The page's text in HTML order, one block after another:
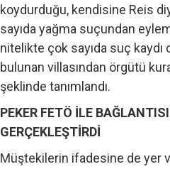
koydurduğu, kendisine Reis
sayıda yağma suçundan
nitelikte çok sayıda suç
bulunan villasından örgütü
şeklinde tanımlandı.
PEKER FETÖ İLE
GERÇEKLEŞTİRDİ
Müştekilerin ifadesine de yer